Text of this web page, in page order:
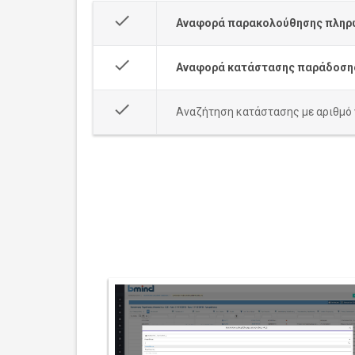
done Αναφορά παρακολούθησης
done Αναφορά κατάστασης
done Αναζήτηση κατάστασης με αριθμό